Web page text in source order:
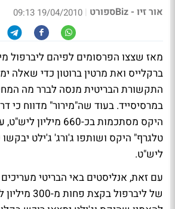
אור זיו - Bizספורט |
19/04/2010 09:13
מאז שצצו הפרסומים לפיהם ליברפול
ברקלייס ואת מרטין ברוטון כדי שאלה
התקשורת הבריטית מנסה לברר מה
במרסיסייד. בעוד שה"מירור" מדווח כי
היקס מסתכמות בכ-660
ליש"ט.
עם זאת, אנליסטים באי הבריטי
של ליברפול